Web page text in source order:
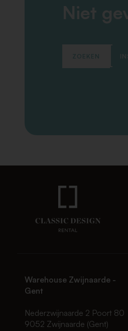
Niet
ZOEKEN
Warehouse Zwijnaarde -
Gent
Nederzwijnaarde 2 Poort 80
9052 Zwijnaarde (Gent)